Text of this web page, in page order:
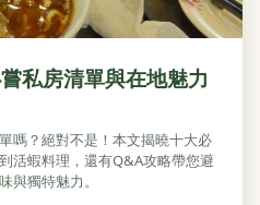
私房清單與在地魅力
嗎？絕對不是！本文揭曉十大必
活蝦料理，還有Q&A攻略帶您避
與獨特魅力。